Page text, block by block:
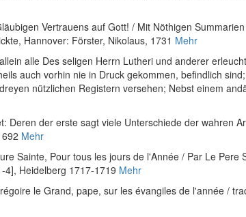
Vertrauens auf Gott! / Mit Nöthigen
, Hannover: Förster, Nikolaus, 1731 Mehr
alle Des seligen Herrn Lutheri und anderer
auch vorhin nie in Druck gekommen, befindlich
nützlichen Registern versehen; Nebst einem
Deren der erste sagt viele Unterschiede der wahren
Mehr
Sainte, Pour tous les jours de l'Année / Par Le Pere
4], Heidelberg 1717-1719 Mehr
le Grand, pape, sur les évangiles de l'année /